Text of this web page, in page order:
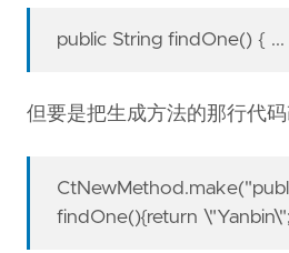
public String findOne() {
但要是把生成方法的那行代
findOne(){return